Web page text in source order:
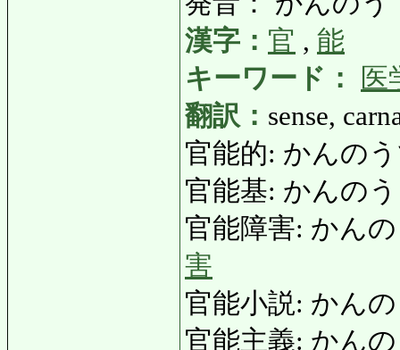
漢字： 官 , 能
キーワード：
医
翻訳： sense,
官能的: かんの
官能基: かんの
官能障害: かん
害
官能小説: かん
官能主義: かん